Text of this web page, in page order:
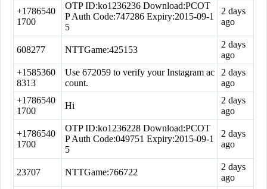
+1786540
1700
OTP ID:ko1236236 Download:PCOT
P Auth Code:747286 Expiry:2015-09-1
5
2 days
ago
608277 NTTGame:425153
2 days
ago
+1585360
8313
Use 672059 to verify your Instagram ac
count.
2 days
ago
+1786540
1700
Hi
2 days
ago
+1786540
1700
OTP ID:ko1236228 Download:PCOT
P Auth Code:049751 Expiry:2015-09-1
5
2 days
ago
23707 NTTGame:766722
2 days
ago